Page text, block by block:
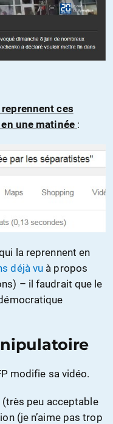
ces
une matinée :
la reprennent en
déjà vu à propos
– il faudrait que le
modifie sa vidéo.
(très peu acceptable
(je n’aime pas trop